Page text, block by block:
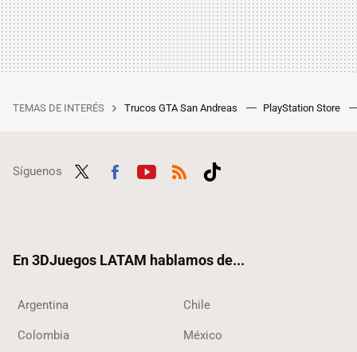
TEMAS DE INTERÉS Trucos GTA San Andreas PlayStation Store
Síguenos
En 3DJuegos LATAM hablamos de...
Argentina Chile
Colombia México